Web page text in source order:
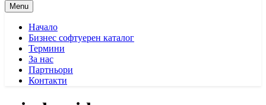
Menu
Начало
Бизнес софтуерен каталог
Термини
За нас
Партньори
Контакти